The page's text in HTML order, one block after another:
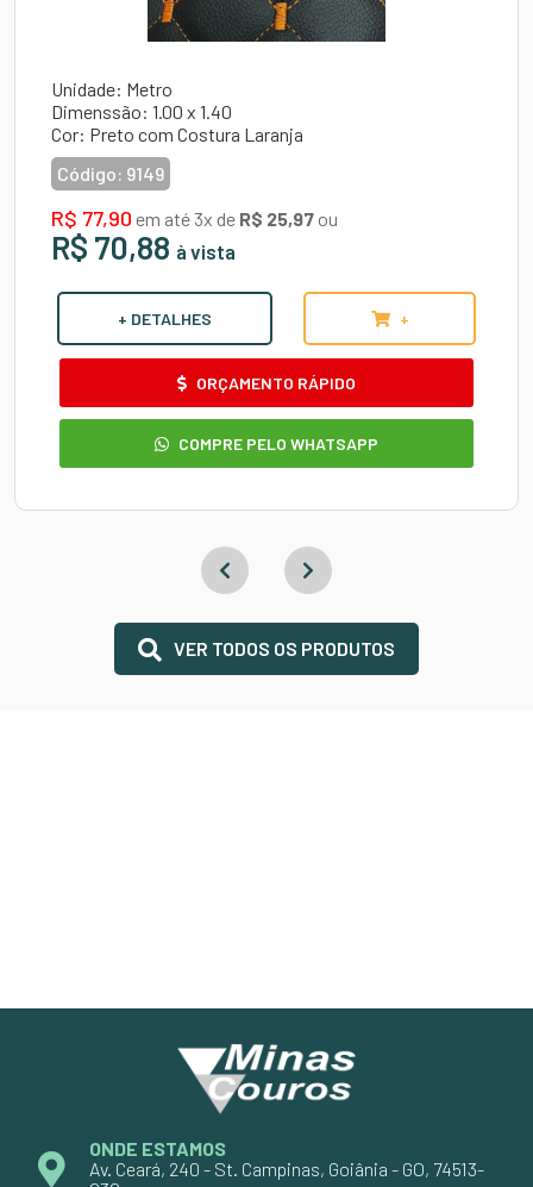
Unidade: Metro
Dimenssão: 1.00 x 1.40
Cor: Preto com Costura Laranja
Código: 9149
R$ 77,90 em até 3x de R$ 25,97 ou
R$ 70,88 à vista
+ DETALHES +
ORÇAMENTO RÁPIDO
COMPRE PELO WHATSAPP
VER TODOS OS PRODUTOS
ONDE ESTAMOS
Av. Ceará, 240 - St. Campinas, Goiânia - GO, 74513-